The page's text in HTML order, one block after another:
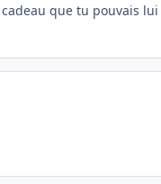
que tu pouvais